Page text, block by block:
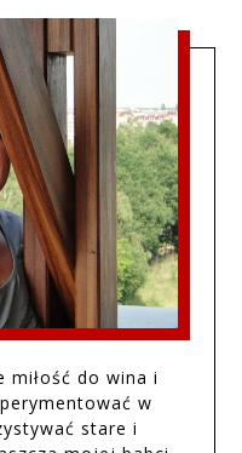
miłość do wina i
w
stare i